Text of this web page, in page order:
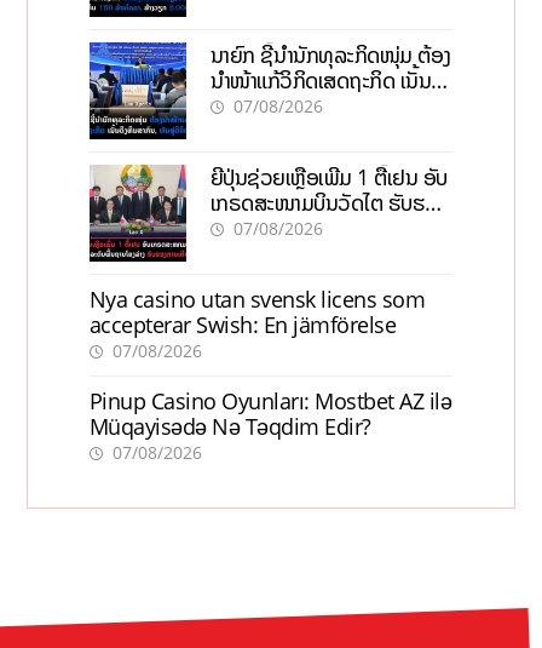
ນາຍົກ ຊີ້ນຳນັກທຸລະກິດໜຸ່ມ ຕ້ອງ
ນຳໜ້າແກ້ວິກິດເສດຖະກິດ ເນັ້ນດຶງ
ທຶນສາກົນ, ຫັນສູ່ດິຈິຕອນ
07/08/2026
ຍີ່ປຸ່ນຊ່ວຍເຫຼືອເພີ່ມ 1 ຕື້ເຢນ ອັບ
ເກຣດສະໜາມບິນວັດໄຕ ຮັບຮອງ
ການເຕີບໂຕ
07/08/2026
Nya casino utan svensk licens som
accepterar Swish: En jämförelse
07/08/2026
Pinup Casino Oyunları: Mostbet AZ ilə
Müqayisədə Nə Təqdim Edir?
07/08/2026